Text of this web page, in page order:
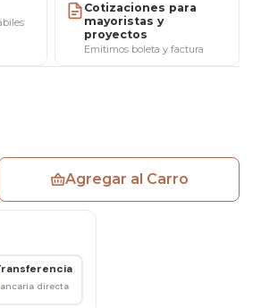
Cotizaciones para
mayoristas y
proyectos
Emitimos boleta y factura
Agregar al Carro
directa